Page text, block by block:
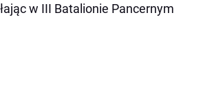
w III Batalionie Pancernym